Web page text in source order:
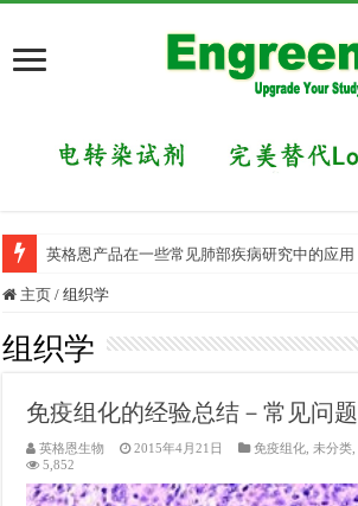
英格恩产品在一些常见肺部疾病研究中的应用
主页 / 组织学
组织学
免疫组化的经验总结－常见问题
英格恩生物 2015年4月21日 免疫组化 未分类
5,852